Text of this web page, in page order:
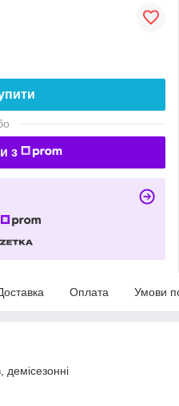
з
Оплата Умови
демісезонні